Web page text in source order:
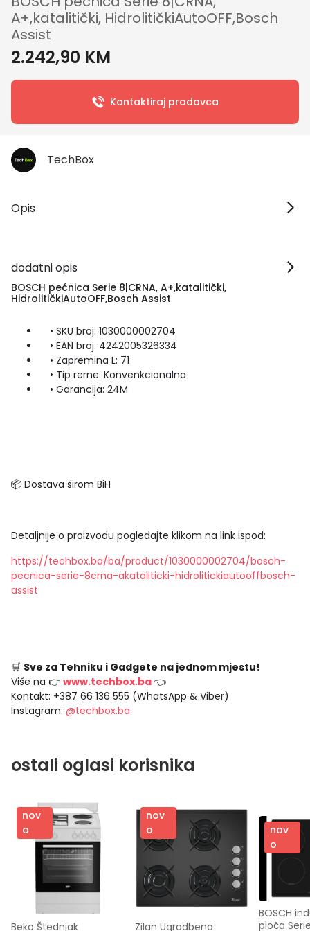
A+,katalitički, HidrolitičkiAutoOFF,Bosch
Assist
2.242,90 KM
Kontaktiraj prodavca
TechBox
Opis
dodatni opis
BOSCH pećnica Serie 8|CRNA, A+,katalitički,
HidrolitičkiAutoOFF,Bosch Assist
• SKU broj: 1030000002704
• EAN broj: 4242005326334
• Zapremina L: 71
• Tip rerne: Konvenkcionalna
• Garancija: 24M
📦 Dostava širom BiH
Detaljnije o proizvodu pogledajte klikom na link ispod:
https://techbox.ba/ba/product/1030000002704/bosch-
pecnica-serie-8crna-akataliticki-hidrolitickiautooffbosch-
assist
🛒 Sve za Tehniku i Gadgete na jednom mjestu!
Više na 👉 www.techbox.ba 👈
Kontakt: +387 66 136 555 (WhatsApp & Viber)
Instagram: @techbox.ba
ostali oglasi korisnika
nov
o
Beko Štednjak
nov
o
Zilan Ugradbena
nov
o
BOSCH
ploča